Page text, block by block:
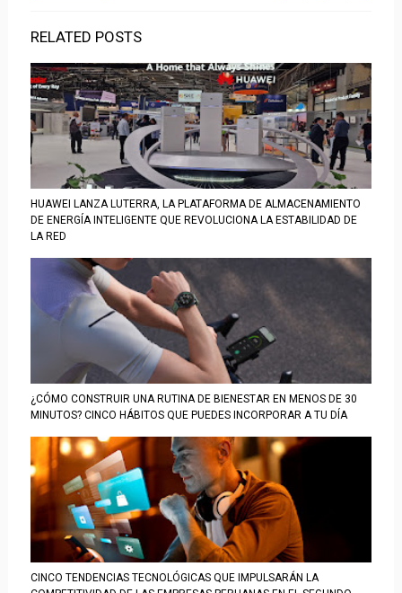
RELATED POSTS
HUAWEI LANZA LUTERRA, LA PLATAFORMA DE ALMACENAMIENTO
DE ENERGÍA INTELIGENTE QUE REVOLUCIONA LA ESTABILIDAD DE
LA RED
¿CÓMO CONSTRUIR UNA RUTINA DE BIENESTAR EN MENOS DE 30
MINUTOS? CINCO HÁBITOS QUE PUEDES INCORPORAR A TU DÍA
CINCO TENDENCIAS TECNOLÓGICAS QUE IMPULSARÁN LA